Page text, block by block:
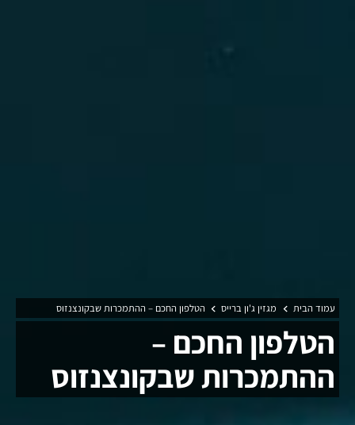
עמוד הבית מגזין ג'ון ברייס הטלפון החכם – ההתמכרות שבקונצנזוס
הטלפון החכם –
ההתמכרות שבקונצנזוס